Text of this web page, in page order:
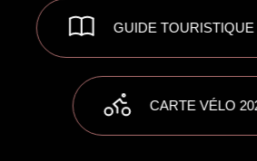
GUIDE TOURISTIQUE
CARTE VÉLO